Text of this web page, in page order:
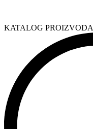
KATALOG PROIZVODA